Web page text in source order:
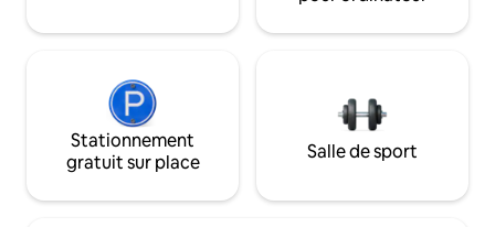
Stationnement
gratuit sur place
Salle de sport